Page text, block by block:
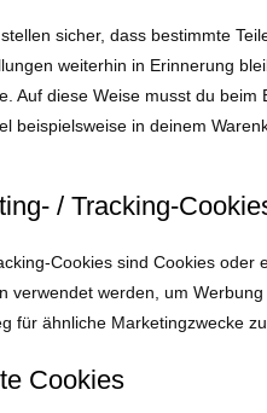
sicher, dass bestimmte
weiterhin in Erinnerung
Auf diese Weise musst du
beispielsweise in deinem
/ Tracking-
Cookies sind Cookies
verwendet werden, um
für ähnliche Marketingzwecke
Cookies